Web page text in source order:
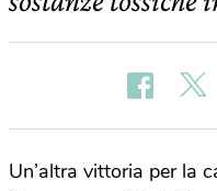
Un’altra vittoria per la